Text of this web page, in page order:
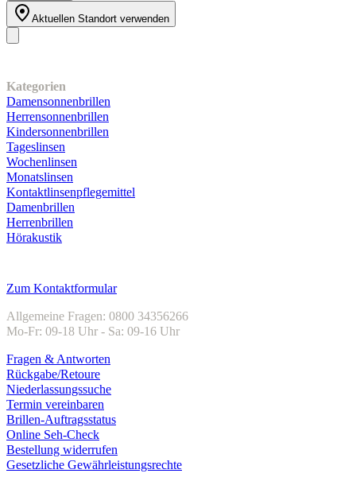
Aktuellen Standort verwenden
Kategorien
Damensonnenbrillen
Herrensonnenbrillen
Kindersonnenbrillen
Tageslinsen
Wochenlinsen
Monatslinsen
Kontaktlinsenpflegemittel
Damenbrillen
Herrenbrillen
Hörakustik
Zum Kontaktformular
Allgemeine Fragen: 0800 34356266
Mo-Fr: 09-18 Uhr - Sa: 09-16 Uhr
Fragen & Antworten
Rückgabe/Retoure
Niederlassungssuche
Termin vereinbaren
Brillen-Auftragsstatus
Online Seh-Check
Bestellung widerrufen
Gesetzliche Gewährleistungsrechte